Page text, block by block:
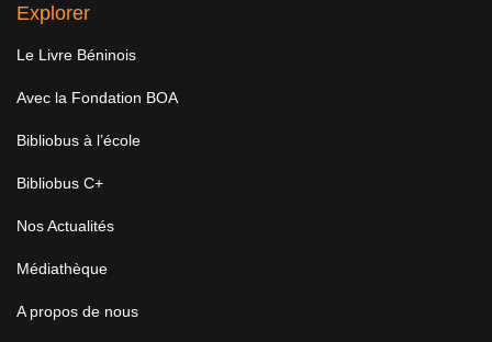
Explorer
Le Livre Béninois
Avec la Fondation BOA
Bibliobus à l’école
Bibliobus C+
Nos Actualités
Médiathèque
A propos de nous